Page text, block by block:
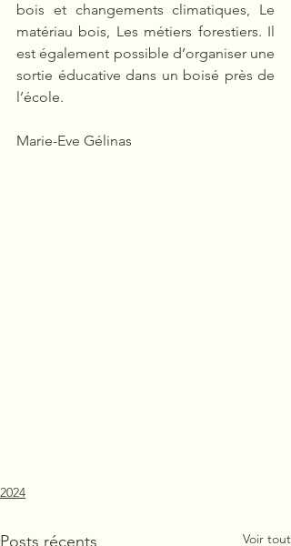
bois et changements climatiques, Le
matériau bois, Les métiers forestiers. Il
est également possible d’organiser une
sortie éducative dans un boisé près de
l’école.
Marie-Eve Gélinas
2024
Posts récents Voir tout